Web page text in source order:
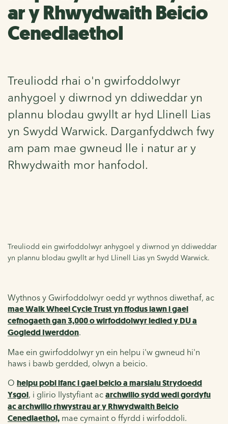
ar y Rhwydwaith Beicio
Cenedlaethol
Treuliodd rhai o'n gwirfoddolwyr
anhygoel y diwrnod yn ddiweddar yn
plannu blodau gwyllt ar hyd Llinell Lias
yn Swydd Warwick. Darganfyddwch fwy
am pam mae gwneud lle i natur ar y
Rhwydwaith mor hanfodol.
Treuliodd ein gwirfoddolwyr anhygoel y diwrnod yn ddiweddar
yn plannu blodau gwyllt ar hyd Llinell Lias yn Swydd Warwick.
Wythnos y Gwirfoddolwyr oedd yr wythnos diwethaf, ac
mae Walk Wheel Cycle Trust yn ffodus iawn i gael
cefnogaeth gan 3,000 o wirfoddolwyr ledled y DU a
Gogledd Iwerddon.
Mae ein gwirfoddolwyr yn ein helpu i'w gwneud hi'n
haws i bawb gerdded, olwyn a beicio.
O helpu pobl ifanc i gael beicio a marsialu Strydoedd
Ysgol, i glirio llystyfiant ac archwilio sydd wedi gordyfu
ac archwilio rhwystrau ar y Rhwydwaith Beicio
Cenedlaethol, mae cymaint o ffyrdd i wirfoddoli.